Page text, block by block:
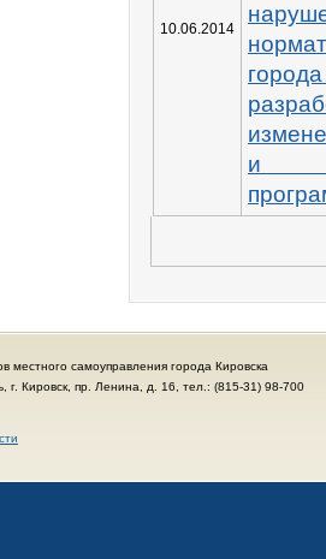
10.06.2014
и
местного самоуправления города Кировска
г. Кировск, пр. Ленина, д. 16, тел.: (815-31) 98-700